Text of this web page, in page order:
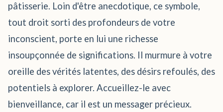
pâtisserie. Loin d'être anecdotique, ce symbole,
tout droit sorti des profondeurs de votre
inconscient, porte en lui une richesse
insoupçonnée de significations. Il murmure à votre
oreille des vérités latentes, des désirs refoulés, des
potentiels à explorer. Accueillez-le avec
bienveillance, car il est un messager précieux.